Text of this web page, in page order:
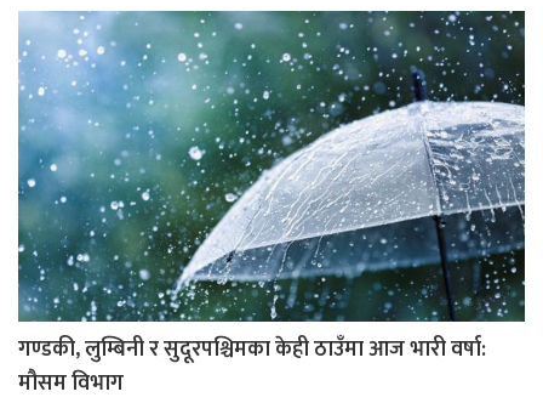
गण्डकी, लुम्बिनी र सुदूरपश्चिमका केही ठाउँमा आज भारी वर्षा:
मौसम विभाग